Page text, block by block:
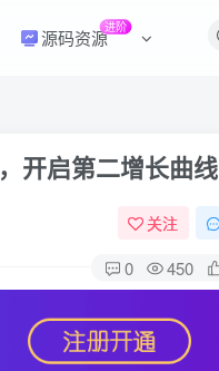
源码资源进阶
开启第二增长曲线
关注
0 450